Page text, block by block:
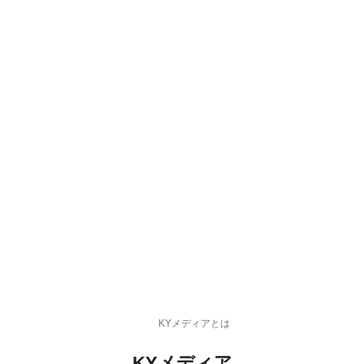
KYメディアとは